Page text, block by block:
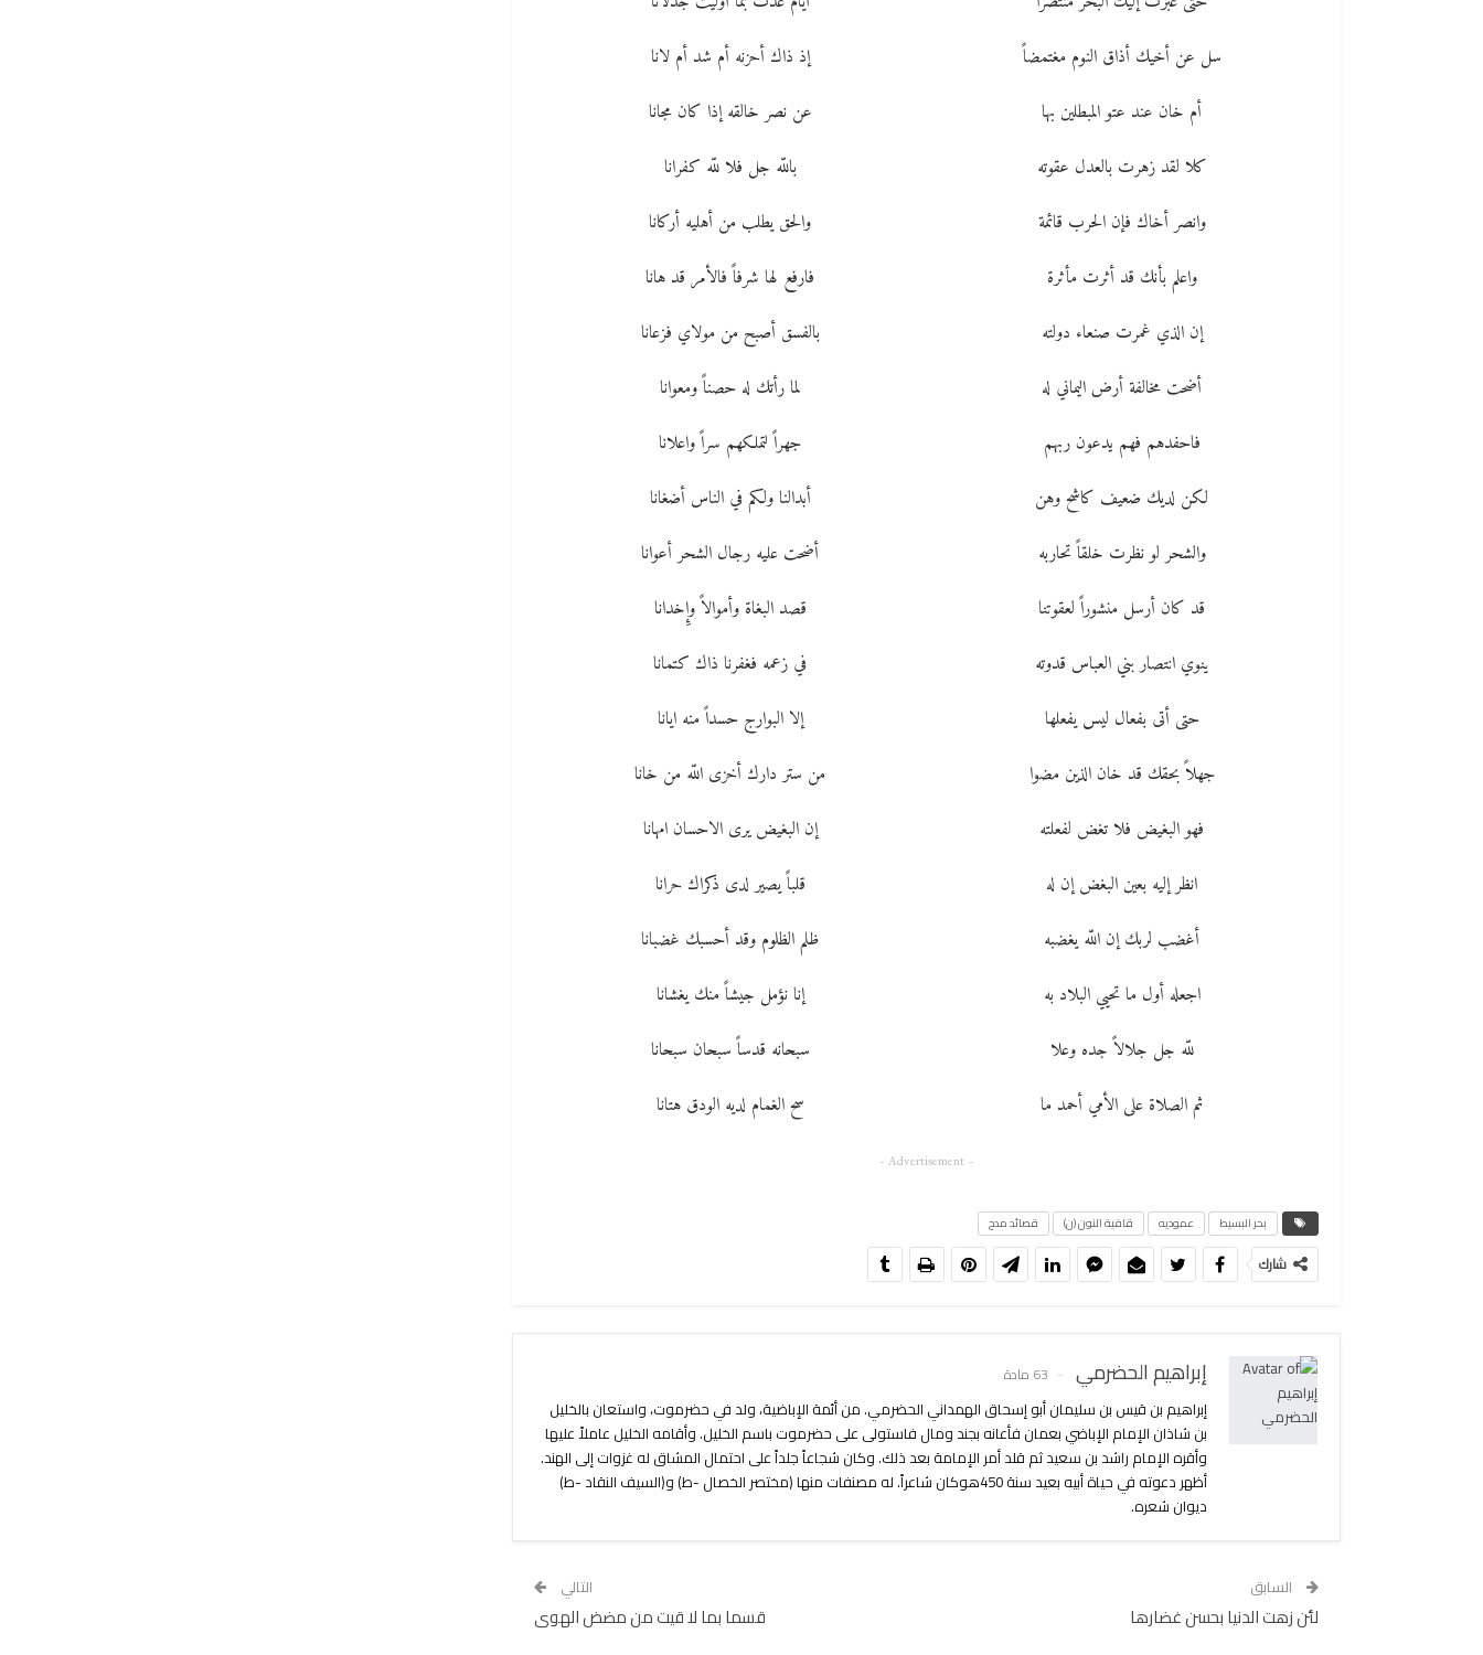
سل عن أخيك أذاق النوم مغتمضاً
إذ ذاك أحزنه أم شد أم لانا
أم خان عند عتو المبطلين بها
عن نصر خالقه إذا كان مجانا
كلا لقد زهرت بالعدل عقوته
باللّه جل فلا للّه كفرانا
وانصر أخاك فإن الحرب قائمة
والحق يطلب من أهليه أركانا
واعلم بأنك قد أثرت مأثرة
فارفع لها شرفاً فالأمر قد هانا
إن الذي غمرت صنعاء دولته
بالفسق أصبح من مولاي فزعانا
أضحت مخالفة أرض اليماني له
لما رأتك له حصناً ومعوانا
فاحفدهم فهم يدعون ربهم
جهراً لتملكهم سراً واعلانا
لكن لديك ضعيف كاشح وهن
أبدالنا ولكم في الناس أضغانا
والشحر لو نظرت خلقاً تحاربه
أضحت عليه رجال الشحر أعوانا
قد كان أرسل منشوراً لعقوتنا
قصد البغاة وأموالاً وإِخدانا
ينوي انتصار بني العباس قدوته
في زعمه فغفرنا ذاك كتمانا
حتى أتى بفعال ليس يفعلها
إلا البوارج حسداً منه ايانا
جهلاً بحقك قد خان الذين مضوا
من ستر دارك أخزى اللّه من خانا
فهو البغيض فلا تغض لفعلته
إن البغيض يرى الاحسان امهانا
انظر إليه بعين البغض إن له
قلباً يصير لدى ذكراك حرانا
أغضب لربك إن اللّه يغضبه
ظلم الظلوم وقد أحسبك غضبانا
اجعله أول ما تحيي البلاد به
إنا نؤمل جيشاً منك يغشانا
للّه جل جلالاً جده وعلا
سبحانه قدساً سبحان سبحانا
ثم الصلاة على الأمي أحمد ما
سح الغمام لديه الودق هتانا
- Advertisement -
بحر البسيط عموديه قافية النون (ن) قصائد مدح
شارك
إبراهيم الحضرمي 63 مادة
إبراهيم بن قيس بن سليمان أبو إسحاق الهمداني الحضرمي. من أئمة الإباضية، ولد في حضرموت، واستعان بالخليل
بن شاذان الإمام الإباضي بعمان فأعانه بجند ومال فاستولى على حضرموت باسم الخليل. وأقامه الخليل عاملاً عليها
وأقره الإمام راشد بن سعيد ثم قلد أمر الإمامة بعد ذلك. وكان شجاعاً جلداً على احتمال المشاق له غزوات إلى الهند.
أظهر دعوته في حياة أبيه بعيد سنة 450ه‍وكان شاعراً. له مصنفات منها (مختصر الخصال -ط) و(السيف النقاد -ط)
ديوان شعره.
السابق
لئن زهت الدنيا بحسن غضارها
التالي
قسما بما لا قيت من مضض الهوى